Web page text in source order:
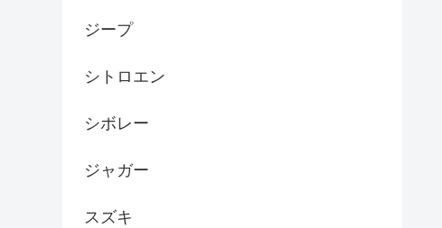
ジープ
シトロエン
シボレー
ジャガー
スズキ